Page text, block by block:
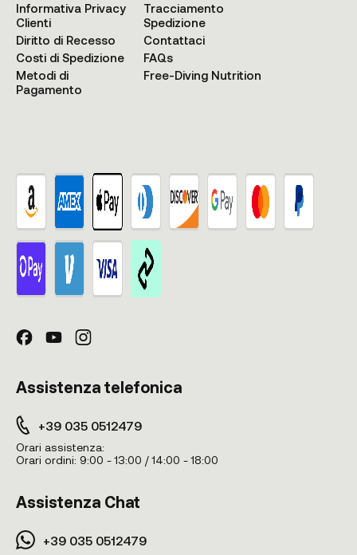
Informativa Privacy
Clienti
Diritto di Recesso
Costi di Spedizione
Metodi di
Pagamento
Tracciamento
Spedizione
Contattaci
FAQs
Free-Diving Nutrition
Assistenza telefonica
+39 035 0512479
Orari assistenza:
Orari ordini: 9:00 - 13:00 / 14:00 - 18:00
Assistenza Chat
+39 035 0512479